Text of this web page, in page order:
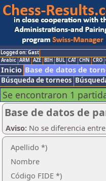
Logged on: Gast
Arabic ARM AZE BIH BUL CAT CHN CRO
Inicio Base de datos de
Búsqueda de torneos
Se encontraron 1
Base de datos de
Aviso: No se diferencia
Apellido *)
Nombre
Código FIDE *)